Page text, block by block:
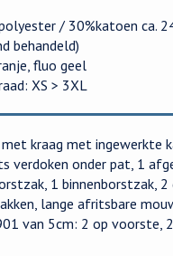
/ 30%katoen ca.
behandeld)
fluo geel
XS > 3XL
kraag met ingewerkte
verdoken onder pat, 1
1 binnenborstzak, 2
lange afritsbare
van 5cm: 2 op voorste,